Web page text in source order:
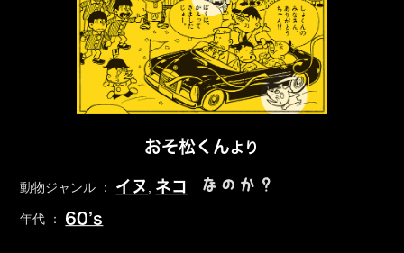
おそ松くんより
動物ジャンル ： イヌ , ネコ なのか？
年代 ： 60’s